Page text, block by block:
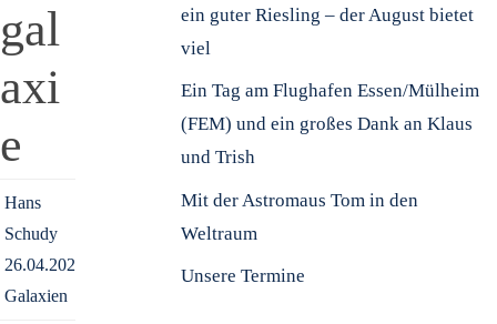
gal
axi
e
Hans
Schudy
26.04.2020
Galaxien
ein guter Riesling – der August bietet
viel
Ein Tag am Flughafen Essen/Mülheim
(FEM) und ein großes Dank an Klaus
und Trish
Mit der Astromaus Tom in den
Weltraum
Unsere Termine